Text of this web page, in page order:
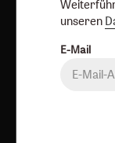
unseren
E-Mail